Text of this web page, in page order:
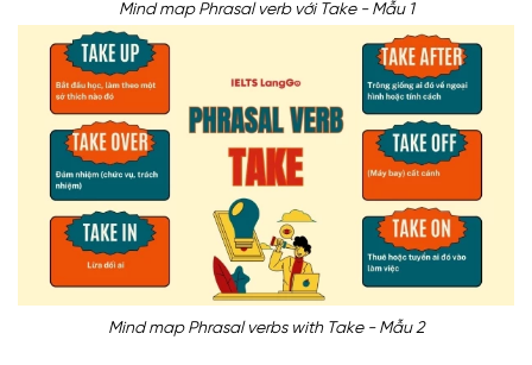
Mind map Phrasal verb với Take - Mẫu 1
Mind map Phrasal verbs with Take - Mẫu 2